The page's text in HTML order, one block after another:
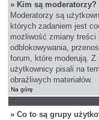
» Kim są moderatorzy?
Moderatorzy są
których zadaniem jest
możliwość zmiany treści
odblokowywania,
forum, które moderują. Z
użytkownicy pisali na
obraźliwych materiałów.
Na górę
» Co to są grupy